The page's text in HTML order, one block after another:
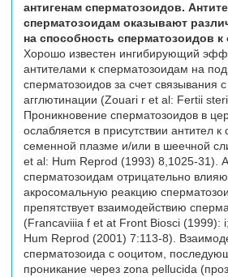
антигенам сперматозоидов.
сперматозоидам оказывают
на способность сперматозоидов
Хорошо известен ингибирующий
антителами к сперматозоидам на
сперматозоидов за счет связывания
агглютинации (Zouari r et al: Fertii
Проникновение сперматозоидов в
ослабляется в присутствии антител
семенной плазме и/или в шеечной
et al: Hum Reprod (1993) 8,1025-31).
сперматозоидам отрицательно
акросомальную реакцию
препятствует взаимодействию
(Francaviiia f et at Front Biosci (1999):
Hum Reprod (2001) 7:113-8).
сперматозоида с ооцитом,
проникание через zona pellucida